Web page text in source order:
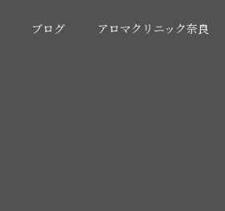
ブログ アロマクリニック奈良